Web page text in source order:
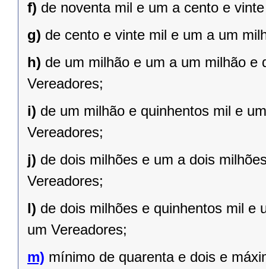
f) de noventa mil e um a cento e
g) de cento e vinte mil e um a um
h) de um milhão e um a um milhão e
Vereadores;
i) de um milhão e quinhentos mil e
Vereadores;
j) de dois milhões e um a dois
Vereadores;
l) de dois milhões e quinhentos mil e
um Vereadores;
m) mínimo de quarenta e dois e